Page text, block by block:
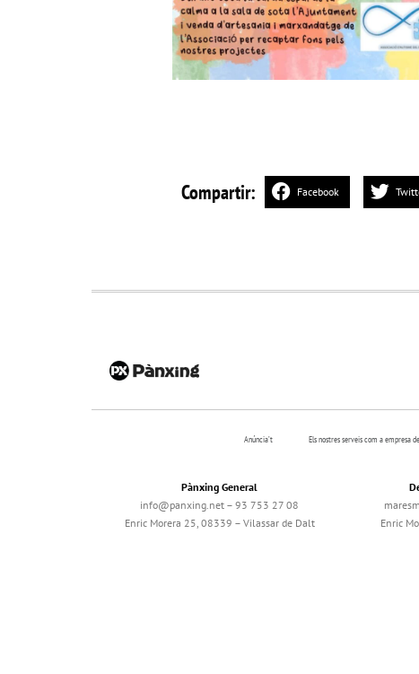
Compartir: Facebook
Anúncia’t Els nostres serveis com a empresa
Pànxing General
info@panxing.net – 93 753 27 08
Enric Morera 25, 08339 – Vilassar de Dalt
Enric